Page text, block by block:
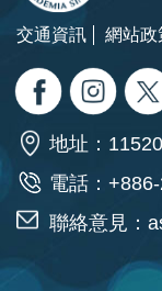
交通資訊 網站政
地址：
電話：
聯絡意見：